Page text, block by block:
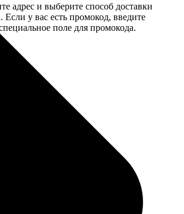
адрес и выберите способ доставки
Если у вас есть промокод, введите
специальное поле для промокода.